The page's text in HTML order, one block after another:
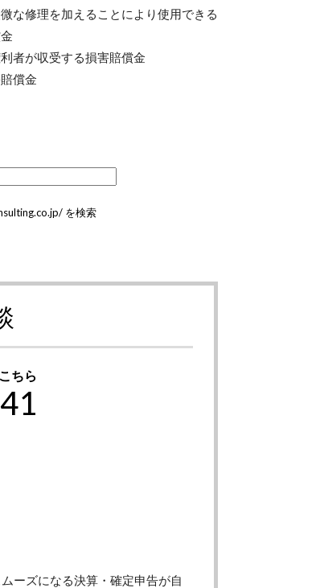
な修理を加えることにより使用できる
者が収受する損害賠償金
償金
を検索
ちら
ーズになる決算・確定申告が自